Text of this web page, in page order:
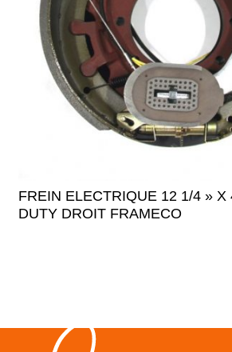
FREIN ELECTRIQUE 12 1/4 » X
DUTY DROIT FRAMECO